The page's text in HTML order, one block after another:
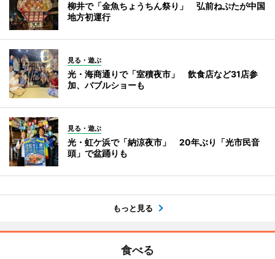
柳井で「金魚ちょうちん祭り」 弘前ねぷたが中国
地方初運行
見る・遊ぶ
光・海商通りで「室積夜市」 飲食店など31店参
加、バブルショーも
見る・遊ぶ
光・虹ケ浜で「納涼夜市」 20年ぶり「光市民音
頭」で盆踊りも
もっと見る
食べる